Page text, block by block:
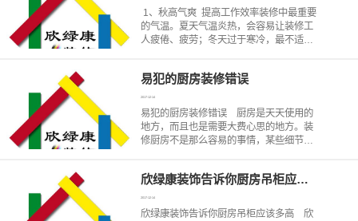
1、秋高气爽 提高工作效率装修中最重要
的气温。夏天气温炎热，会容易让装修工
人疲倦、疲劳；冬天过于寒冷，最不适合
还是建材挥发，都非常适合。2、湿度
易犯的厨房装修错误
2017-12-14
易犯的厨房装修错误 厨房是天天使用的
地方，而且也是需要大费心思的地方。装
修厨房不是那么容易的事情，某些细节没
不要忽略这几个地方。 基本上只要在
工作，厨房就会产生大量的
欣绿康装饰告诉你厨房吊柜应该多高
2017-12-14
欣绿康装饰告诉你厨房吊柜应该多高 欣